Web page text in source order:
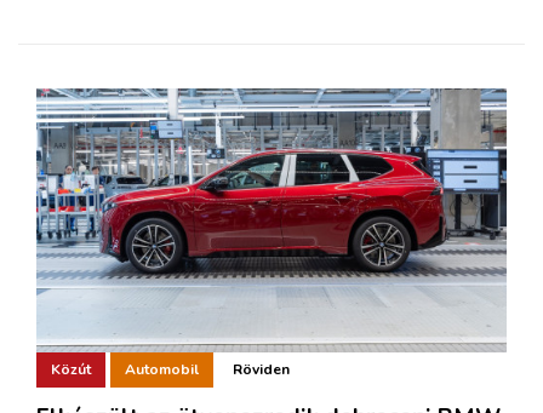
Közút Automobil Röviden